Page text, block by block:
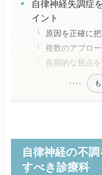
自律神経失調症
イント
原因を正確に
複数のアプロ
長期的な視点
自律神経の不
すべき診療科